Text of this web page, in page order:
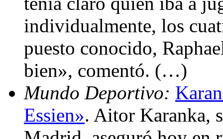
individualmente, los
puesto conocido,
bien», comentó. (…)
Mundo Deportivo:
Essien». Aitor Karanka,